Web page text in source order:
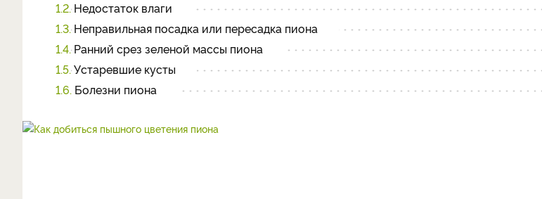
1.2. Недостаток влаги
1.3. Неправильная посадка или пересадка пиона
1.4. Ранний срез зеленой массы пиона
1.5. Устаревшие кусты
1.6. Болезни пиона